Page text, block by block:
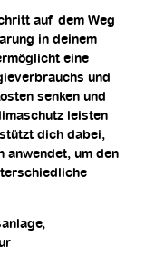
auf dem Weg
in deinem
eine
und
senken und
leisten
dich dabei,
anwendet, um den